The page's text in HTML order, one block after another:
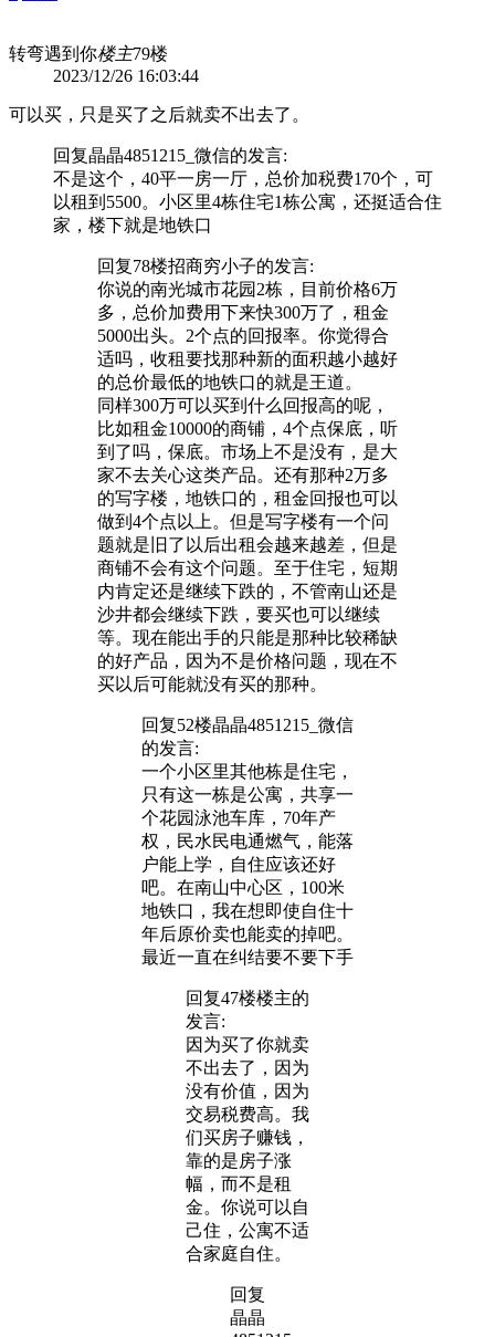
转弯遇到你楼主79楼
2023/12/26 16:03:44
可以买，只是买了之后就卖不出去了。
回复晶晶4851215_微信的发言:
不是这个，40平一房一厅，总价加税费170个，可
以租到5500。小区里4栋住宅1栋公寓，还挺适合住
家，楼下就是地铁口
回复78楼招商穷小子的发言:
你说的南光城市花园2栋，目前价格6万
多，总价加费用下来快300万了，租金
5000出头。2个点的回报率。你觉得合
适吗，收租要找那种新的面积越小越好
的总价最低的地铁口的就是王道。
同样300万可以买到什么回报高的呢，
比如租金10000的商铺，4个点保底，听
到了吗，保底。市场上不是没有，是大
家不去关心这类产品。还有那种2万多
的写字楼，地铁口的，租金回报也可以
做到4个点以上。但是写字楼有一个问
题就是旧了以后出租会越来越差，但是
商铺不会有这个问题。至于住宅，短期
内肯定还是继续下跌的，不管南山还是
沙井都会继续下跌，要买也可以继续
等。现在能出手的只能是那种比较稀缺
的好产品，因为不是价格问题，现在不
买以后可能就没有买的那种。
回复52楼晶晶4851215_微信
的发言:
一个小区里其他栋是住宅，
只有这一栋是公寓，共享一
个花园泳池车库，70年产
权，民水民电通燃气，能落
户能上学，自住应该还好
吧。在南山中心区，100米
地铁口，我在想即使自住十
年后原价卖也能卖的掉吧。
最近一直在纠结要不要下手
回复47楼楼主的
发言:
因为买了你就卖
不出去了，因为
没有价值，因为
交易税费高。我
们买房子赚钱，
靠的是房子涨
幅，而不是租
金。你说可以自
己住，公寓不适
合家庭自住。
回复
晶晶